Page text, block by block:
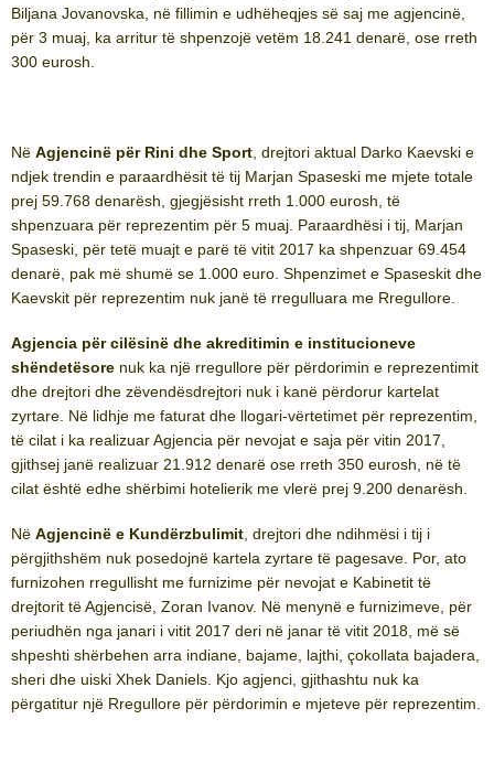
Biljana Jovanovska, në fillimin e udhëheqjes së saj me agjencinë,
për 3 muaj, ka arritur të shpenzojë vetëm 18.241 denarë, ose rreth
300 eurosh.
Në Agjencinë për Rini dhe Sport, drejtori aktual Darko Kaevski e
ndjek trendin e paraardhësit të tij Marjan Spaseski me mjete totale
prej 59.768 denarësh, gjegjësisht rreth 1.000 eurosh, të
shpenzuara për reprezentim për 5 muaj. Paraardhësi i tij, Marjan
Spaseski, për tetë muajt e parë të vitit 2017 ka shpenzuar 69.454
denarë, pak më shumë se 1.000 euro. Shpenzimet e Spaseskit dhe
Kaevskit për reprezentim nuk janë të rregulluara me Rregullore.
Agjencia për cilësinë dhe akreditimin e institucioneve
shëndetësore nuk ka një rregullore për përdorimin e reprezentimit
dhe drejtori dhe zëvendësdrejtori nuk i kanë përdorur kartelat
zyrtare. Në lidhje me faturat dhe llogari-vërtetimet për reprezentim,
të cilat i ka realizuar Agjencia për nevojat e saja për vitin 2017,
gjithsej janë realizuar 21.912 denarë ose rreth 350 eurosh, në të
cilat është edhe shërbimi hotelierik me vlerë prej 9.200 denarësh.
Në Agjencinë e Kundërzbulimit, drejtori dhe ndihmësi i tij i
përgjithshëm nuk posedojnë kartela zyrtare të pagesave. Por, ato
furnizohen rregullisht me furnizime për nevojat e Kabinetit të
drejtorit të Agjencisë, Zoran Ivanov. Në menynë e furnizimeve, për
periudhën nga janari i vitit 2017 deri në janar të vitit 2018, më së
shpeshti shërbehen arra indiane, bajame, lajthi, çokollata bajadera,
sheri dhe uiski Xhek Daniels. Kjo agjenci, gjithashtu nuk ka
përgatitur një Rregullore për përdorimin e mjeteve për reprezentim.